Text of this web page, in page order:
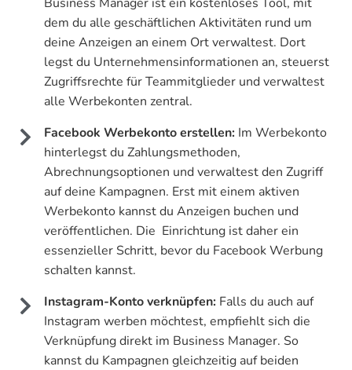
dem du alle geschäftlichen Aktivitäten rund um
deine Anzeigen an einem Ort verwaltest. Dort
legst du Unternehmensinformationen an, steuerst
Zugriffsrechte für Teammitglieder und verwaltest
alle Werbekonten zentral.
Facebook Werbekonto erstellen: Im Werbekonto
hinterlegst du Zahlungsmethoden,
Abrechnungsoptionen und verwaltest den Zugriff
auf deine Kampagnen. Erst mit einem aktiven
Werbekonto kannst du Anzeigen buchen und
veröffentlichen. Die Einrichtung ist daher ein
essenzieller Schritt, bevor du Facebook Werbung
schalten kannst.
Instagram-Konto verknüpfen: Falls du auch auf
Instagram werben möchtest, empfiehlt sich die
Verknüpfung direkt im Business Manager. So
kannst du Kampagnen gleichzeitig auf beiden